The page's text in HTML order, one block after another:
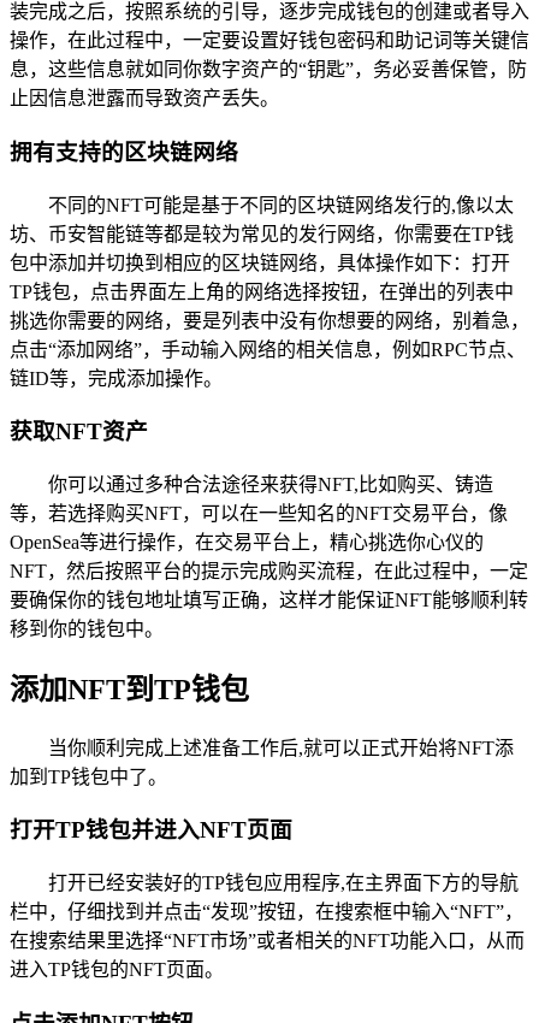
装完成之后，按照系统的引导，逐步完成钱包的创建或者导入
操作，在此过程中，一定要设置好钱包密码和助记词等关键信
息，这些信息就如同你数字资产的“钥匙”，务必妥善保管，防
止因信息泄露而导致资产丢失。
拥有支持的区块链网络
不同的NFT可能是基于不同的区块链网络发行的,像以太
坊、币安智能链等都是较为常见的发行网络，你需要在TP钱
包中添加并切换到相应的区块链网络，具体操作如下：打开
TP钱包，点击界面左上角的网络选择按钮，在弹出的列表中
挑选你需要的网络，要是列表中没有你想要的网络，别着急，
点击“添加网络”，手动输入网络的相关信息，例如RPC节点、
链ID等，完成添加操作。
获取NFT资产
你可以通过多种合法途径来获得NFT,比如购买、铸造
等，若选择购买NFT，可以在一些知名的NFT交易平台，像
OpenSea等进行操作，在交易平台上，精心挑选你心仪的
NFT，然后按照平台的提示完成购买流程，在此过程中，一定
要确保你的钱包地址填写正确，这样才能保证NFT能够顺利转
移到你的钱包中。
添加NFT到TP钱包
当你顺利完成上述准备工作后,就可以正式开始将NFT添
加到TP钱包中了。
打开TP钱包并进入NFT页面
打开已经安装好的TP钱包应用程序,在主界面下方的导航
栏中，仔细找到并点击“发现”按钮，在搜索框中输入“NFT”，
在搜索结果里选择“NFT市场”或者相关的NFT功能入口，从而
进入TP钱包的NFT页面。